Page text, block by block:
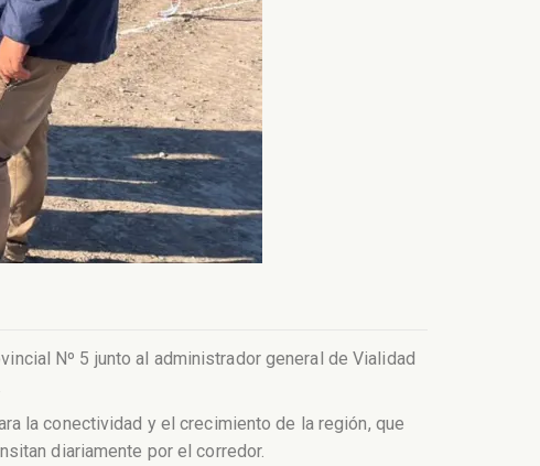
Nº 5 junto al administrador general de Vialidad
la conectividad y el crecimiento de la región, que
diariamente por el corredor.